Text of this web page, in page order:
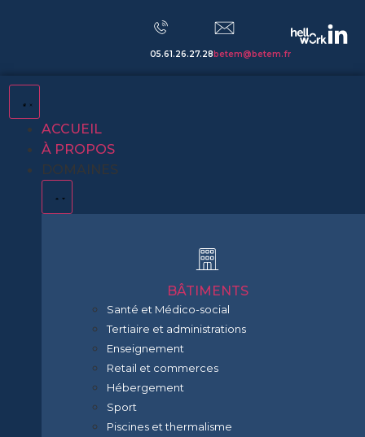
betem@betem.fr
05.61.26.27.28
ACCUEIL
À PROPOS
DOMAINES
BÂTIMENTS
Santé et Médico-social
Tertiaire et administrations
Enseignement
Retail et commerces
Hébergement
Sport
Piscines et thermalisme